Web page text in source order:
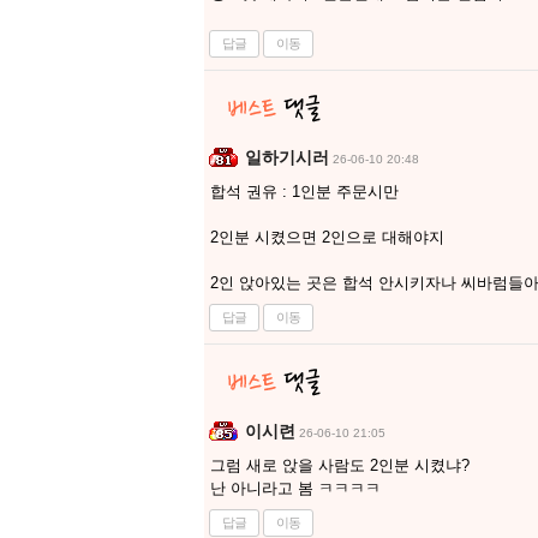
답글 이동
일하기시러 26-06-10 20:48
합석 권유 : 1인분 주문시만
2인분 시켰으면 2인으로 대해야지
2인 앉아있는 곳은 합석 안시키자나 씨바럼들아
답글 이동
이시련 26-06-10 21:05
그럼 새로 앉을 사람도 2인분 시켰냐?
난 아니라고 봄 ㅋㅋㅋㅋ
답글 이동